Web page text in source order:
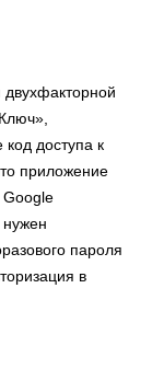
доступа к
приложение
пароля
в